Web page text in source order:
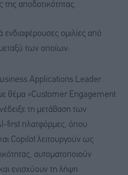
της αποδοτικότητας.
ενδιαφέρουσες ομιλίες από
των οποίων:
Applications Leader
θέμα «Customer Engagement
τη μετάβαση των
first πλατφόρμες, όπου
Copilot λειτουργούν ως
αυτοματοποιούν
ενισχύουν τη λήψη